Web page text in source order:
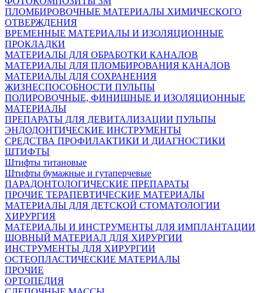
ПЛОМБИРОВОЧНЫЕ МАТЕРИАЛЫ ХИМИЧЕСКОГО
ОТВЕРЖДЕНИЯ
ВРЕМЕННЫЕ МАТЕРИАЛЫ И ИЗОЛЯЦИОННЫЕ
ПРОКЛАДКИ
МАТЕРИАЛЫ ДЛЯ ОБРАБОТКИ КАНАЛОВ
МАТЕРИАЛЫ ДЛЯ ПЛОМБИРОВАНИЯ КАНАЛОВ
МАТЕРИАЛЫ ДЛЯ СОХРАНЕНИЯ
ЖИЗНЕСПОСОБНОСТИ ПУЛЬПЫ
ПОЛИРОВОЧНЫЕ, ФИНИШНЫЕ И ИЗОЛЯЦИОННЫЕ
МАТЕРИАЛЫ
ПРЕПАРАТЫ ДЛЯ ДЕВИТАЛИЗАЦИИ ПУЛЬПЫ
ЭНДОДОНТИЧЕСКИЕ ИНСТРУМЕНТЫ
СРЕДСТВА ПРОФИЛАКТИКИ И ДИАГНОСТИКИ
ШТИФТЫ
Штифты титановые
Штифты бумажные и гутаперчевые
ПАРАДОНТОЛОГИЧЕСКИЕ ПРЕПАРАТЫ
ПРОЧИЕ ТЕРАПЕВТИЧЕСКИЕ МАТЕРИАЛЫ
МАТЕРИАЛЫ ДЛЯ ДЕТСКОЙ СТОМАТОЛОГИИ
ХИРУРГИЯ
МАТЕРИАЛЫ И ИНСТРУМЕНТЫ ДЛЯ ИМПЛАНТАЦИИ
ШОВНЫЙ МАТЕРИАЛ ДЛЯ ХИРУРГИИ
ИНСТРУМЕНТЫ ДЛЯ ХИРУРГИИ
ОСТЕОПЛАСТИЧЕСКИЕ МАТЕРИАЛЫ
ПРОЧИЕ
ОРТОПЕДИЯ